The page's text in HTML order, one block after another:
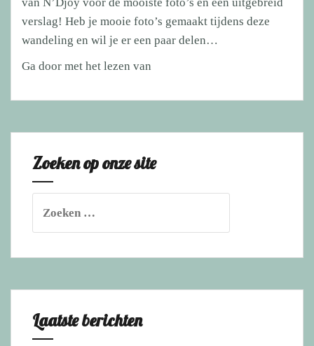
verslag! Heb je mooie foto’s gemaakt tijdens deze
wandeling en wil je er een paar delen…
Ga door met het lezen van
8
[update]
Zoeken op onze site
naar:
Laatste berichten